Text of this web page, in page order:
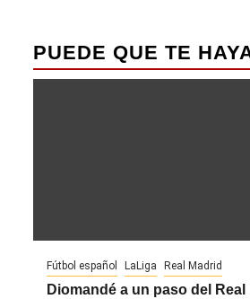
PUEDE QUE TE
Fútbol español LaLiga Real Madrid
Diomandé a un paso del Real